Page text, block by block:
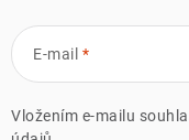
E-mail
Vložením e-mailu